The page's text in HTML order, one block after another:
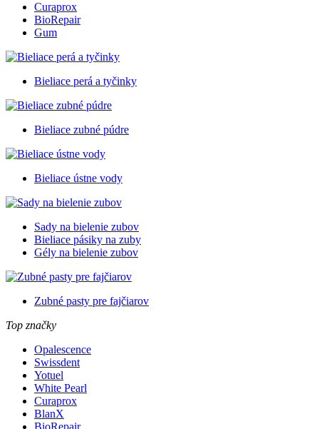
Curaprox
BioRepair
Gum
Bieliace perá a tyčinky
Bieliace zubné púdre
Bieliace ústne vody
Sady na bielenie zubov
Bieliace pásiky na zuby
Gély na bielenie zubov
Zubné pasty pre fajčiarov
Top značky
Opalescence
Swissdent
Yotuel
White Pearl
Curaprox
BlanX
BioRepair